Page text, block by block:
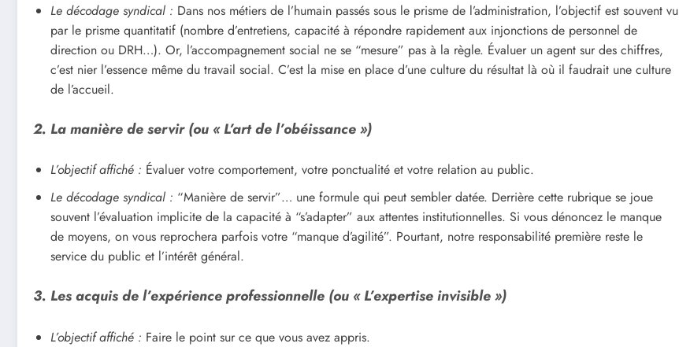
Le décodage syndical : Dans nos métiers de l’humain passés sous le prisme de l’administration, l’objectif est souvent vu
par le prisme quantitatif (nombre d’entretiens, capacité à répondre rapidement aux injonctions de personnel de
direction ou DRH…). Or, l’accompagnement social ne se “mesure” pas à la règle. Évaluer un agent sur des chiffres,
c’est nier l’essence même du travail social. C’est la mise en place d’une culture du résultat là où il faudrait une culture
de l’accueil.
2. La manière de servir (ou « L’art de l’obéissance »)
L’objectif affiché : Évaluer votre comportement, votre ponctualité et votre relation au public.
Le décodage syndical : “Manière de servir”… une formule qui peut sembler datée. Derrière cette rubrique se joue
souvent l’évaluation implicite de la capacité à “s’adapter” aux attentes institutionnelles. Si vous dénoncez le manque
de moyens, on vous reprochera parfois votre “manque d’agilité”. Pourtant, notre responsabilité première reste le
service du public et l’intérêt général.
3. Les acquis de l’expérience professionnelle (ou « L’expertise invisible »)
L’objectif affiché : Faire le point sur ce que vous avez appris.